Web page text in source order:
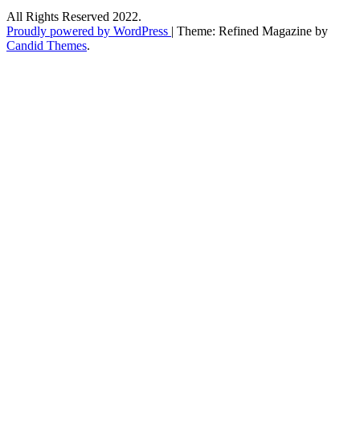
All Rights Reserved 2022.
Proudly powered by WordPress | Theme: Refined Magazine by
Candid Themes.